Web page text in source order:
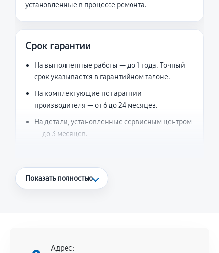
установленные в процессе ремонта.
Срок гарантии
На выполненные работы — до 1 года. Точный
срок указывается в гарантийном талоне.
На комплектующие по гарантии
производителя — от 6 до 24 месяцев.
На детали, установленные сервисным центром
— до 3 месяцев.
Что считается гарантийным случаем
нормальной эксплуатации в течение
Показать полностью
Адрес: